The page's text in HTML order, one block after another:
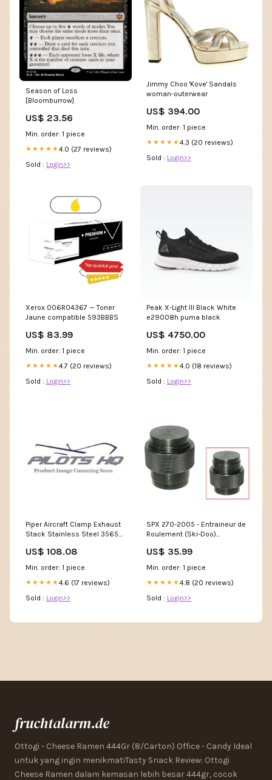
Season of Loss
[Bloomburrow]
US$ 23.56
Min. order: 1 piece
★★★★★4.0 (27 reviews)
Sold : Login>>
Jimmy Choo 'Kove' Sandals
woman-outerwear
US$ 394.00
Min. order: 1 piece
★★★★★4.3 (20 reviews)
Sold : Login>>
Xerox 006R04367 — Toner
Jaune compatible 593BBBS
US$ 83.99
Min. order: 1 piece
★★★★★4.7 (20 reviews)
Sold : Login>>
Peak X-Light III Black White
e29008h puma black
US$ 4750.00
Min. order: 1 piece
★★★★★4.0 (18 reviews)
Sold : Login>>
Piper Aircraft Clamp Exhaust
Stack Stainless Steel 35655-
US$ 108.08
Min. order: 1 piece
★★★★★4.6 (17 reviews)
Sold : Login>>
SPX 270-2005 - Entraineur de
Roulement (Ski-Doo)
US$ 35.99
Min. order: 1 piece
★★★★★4.8 (20 reviews)
Sold : Login>>
fruchtalarm.de
Ottogi - Cheese Ramen 444Gr (8/Carton) Office - Candy Ideal
untuk yang ingin menikmatiTasty Snack Review: Ottogi
Cheese Ramen dalam kemasan lebih besar 444gr, cocok